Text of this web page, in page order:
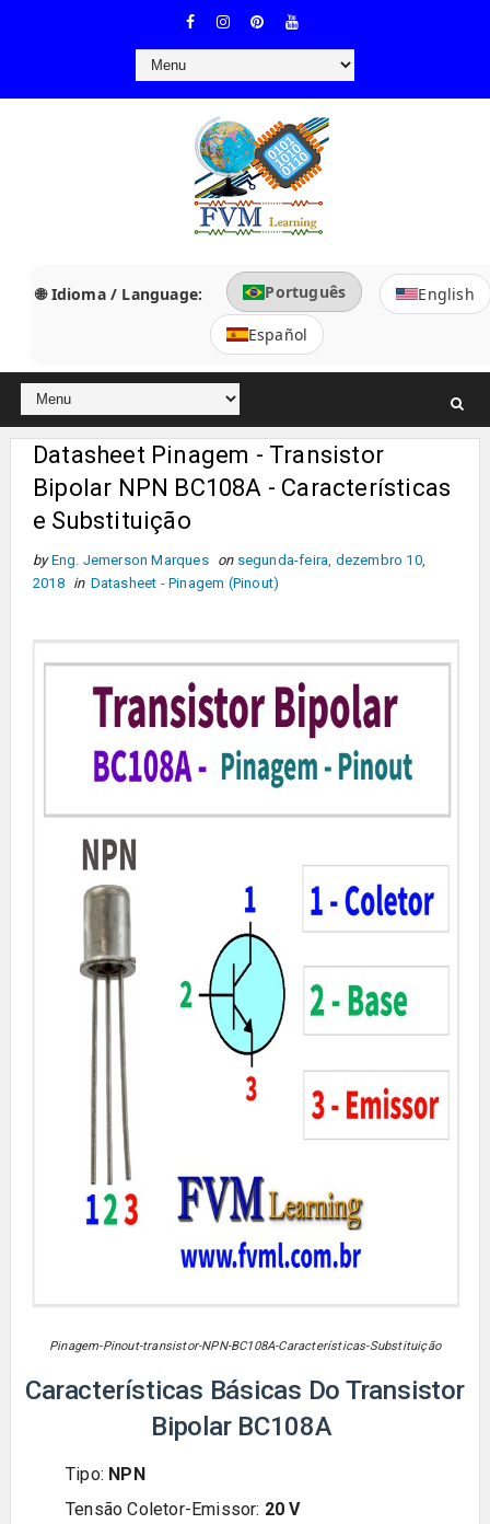
🌐 Idioma / Language: Português
English
Español
Datasheet Pinagem - Transistor
Bipolar NPN BC108A - Características
e Substituição
by Eng. Jemerson Marques on segunda-feira, dezembro 10,
2018
in Datasheet - Pinagem (Pinout)
Pinagem-Pinout-transistor-NPN-BC108A-Características-Substituição
Características Básicas Do Transistor
Bipolar BC108A
Tipo: NPN
Tensão Coletor-Emissor: 20 V